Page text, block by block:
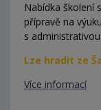
Nabídka školení
přípravě na
s administrativou.
Lze hradit ze
Více informací